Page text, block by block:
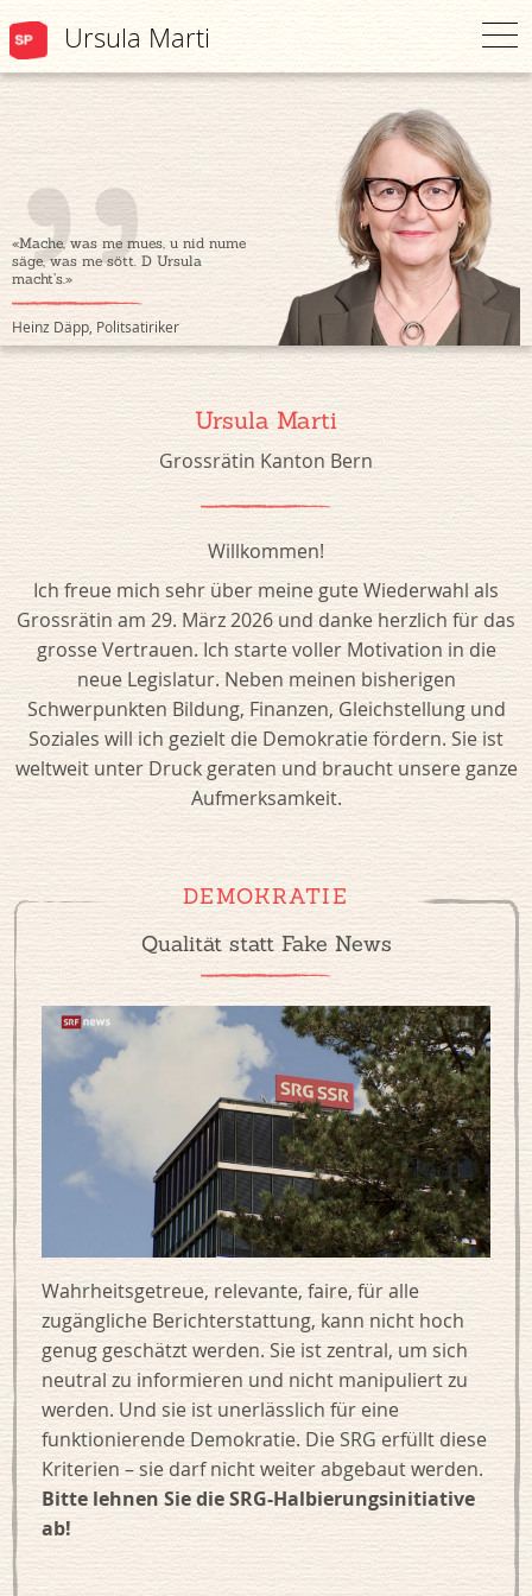
Ursula Marti
«Mache, was me mues, u nid nume
säge, was me sött. D Ursula
macht’s.»
Heinz Däpp, Politsatiriker
Ursula Marti
Grossrätin Kanton Bern
Willkommen!
Ich freue mich sehr über meine gute Wiederwahl als
Grossrätin am 29. März 2026 und danke herzlich für das
grosse Vertrauen. Ich starte voller Motivation in die
neue Legislatur. Neben meinen bisherigen
Schwerpunkten Bildung, Finanzen, Gleichstellung und
Soziales will ich gezielt die Demokratie fördern. Sie ist
weltweit unter Druck geraten und braucht unsere ganze
Aufmerksamkeit.
DEMOKRATIE
Qualität statt Fake News
Wahrheitsgetreue, relevante, faire, für alle
zugängliche Berichterstattung, kann nicht hoch
genug geschätzt werden. Sie ist zentral, um sich
neutral zu informieren und nicht manipuliert zu
werden. Und sie ist unerlässlich für eine
funktionierende Demokratie. Die SRG erfüllt diese
Kriterien – sie darf nicht weiter abgebaut werden.
Bitte lehnen Sie die SRG-Halbierungsinitiative
ab!